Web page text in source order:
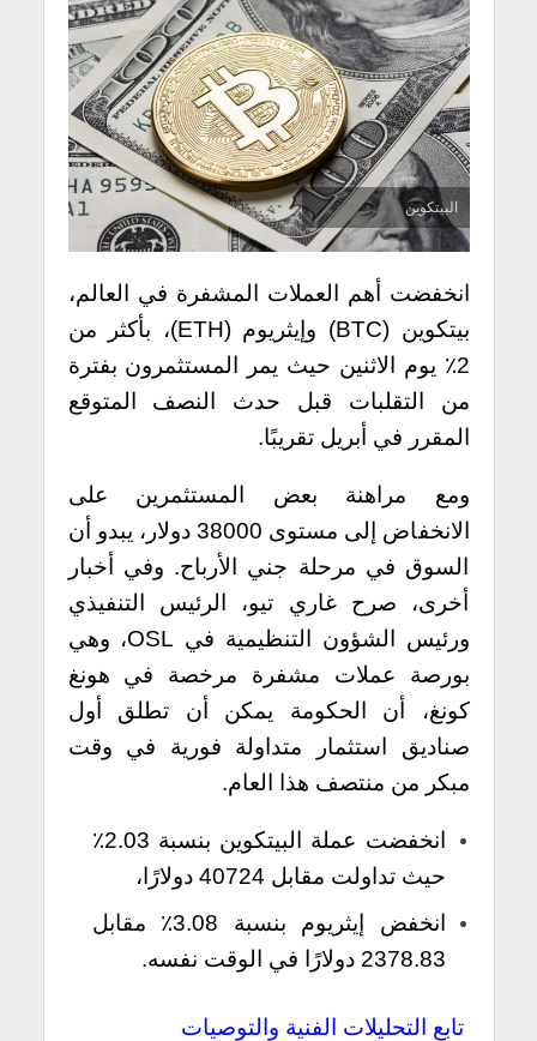
البيتكوين
انخفضت أهم العملات المشفرة في العالم،
بيتكوين (BTC) وإيثريوم (ETH)، بأكثر من
2٪ يوم الاثنين حيث يمر المستثمرون بفترة
من التقلبات قبل حدث النصف المتوقع
المقرر في أبريل تقريبًا.
ومع مراهنة بعض المستثمرين على
الانخفاض إلى مستوى 38000 دولار، يبدو أن
السوق في مرحلة جني الأرباح. وفي أخبار
أخرى، صرح غاري تيو، الرئيس التنفيذي
ورئيس الشؤون التنظيمية في OSL، وهي
بورصة عملات مشفرة مرخصة في هونغ
كونغ، أن الحكومة يمكن أن تطلق أول
صناديق استثمار متداولة فورية في وقت
مبكر من منتصف هذا العام.
انخفضت عملة البيتكوين بنسبة 2.03٪
حيث تداولت مقابل 40724 دولارًا،
انخفض إيثريوم بنسبة 3.08٪ مقابل
2378.83 دولارًا في الوقت نفسه.
تابع التحليلات الفنية والتوصيات